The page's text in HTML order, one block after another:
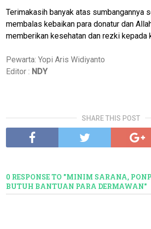
Terimakasih banyak atas sumbangannya
membalas kebaikan para donatur dan
memberikan kesehatan dan rezki kepada
Pewarta: Yopi Aris Widiyanto
Editor : NDY
SHARE THIS POST
0 RESPONSE TO "MINIM SARANA,
BUTUH BANTUAN PARA DERMAWAN"